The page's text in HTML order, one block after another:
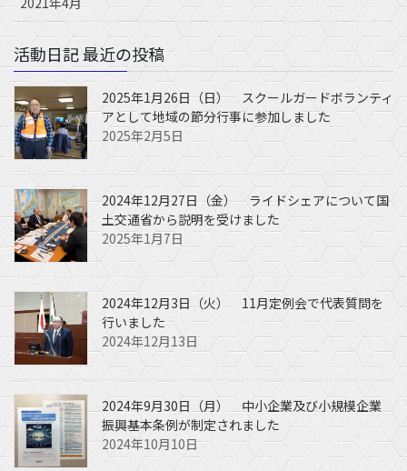
活動日記 最近の投稿
2025年1月26日（日） スクールガードボランティ
アとして地域の節分行事に参加しました
2025年2月5日
2024年12月27日（金） ライドシェアについて国
土交通省から説明を受けました
2025年1月7日
2024年12月3日（火） 11月定例会で代表質問を
行いました
2024年12月13日
2024年9月30日（月） 中小企業及び小規模企業
振興基本条例が制定されました
2024年10月10日